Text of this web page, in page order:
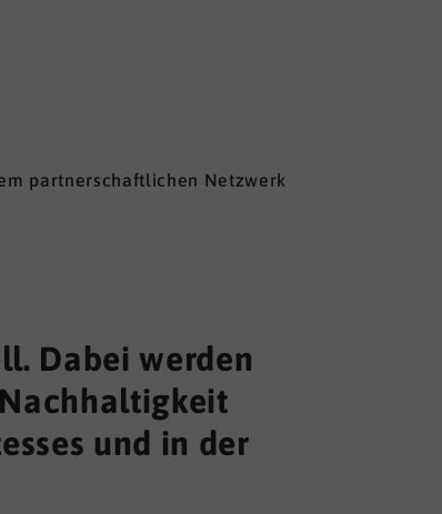
partnerschaftlichen Netzwerk
Dabei werden
und in der